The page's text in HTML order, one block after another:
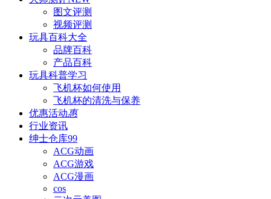
图文评测
视频评测
玩具百科大全
品牌百科
产品百科
玩具科普学习
飞机杯如何使用
飞机杯的清洗与保养
优惠活动惠
行业资讯
绅士仓库99
ACG动画
ACG游戏
ACG漫画
cos